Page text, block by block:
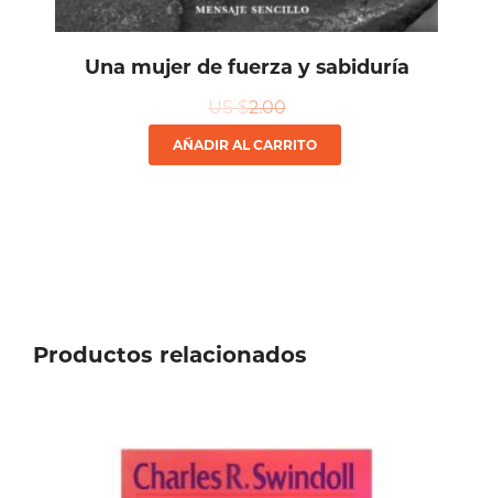
Una mujer de fuerza y sabiduría
US $2.00
AÑADIR AL CARRITO
Productos relacionados